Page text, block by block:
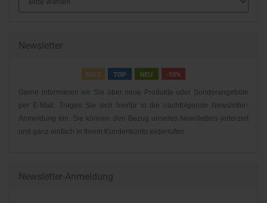
Newsletter
Gerne informieren wir Sie über neue Produkte oder Sonderangebote
per E-Mail. Tragen Sie sich hierfür in die nachfolgende Newsletter-
Anmeldung ein. Sie können den Bezug unseres Newsletters jederzeit
und ganz einfach in Ihrem Kundenkonto widerrufen.
Newsletter-Anmeldung